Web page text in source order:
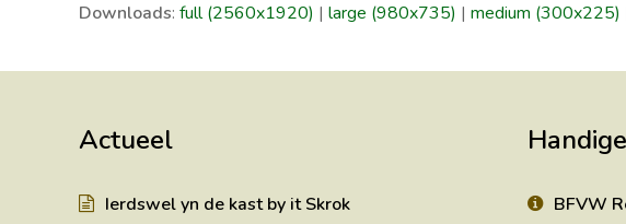
Downloads: full (2560x1920) | large (980x735) | medium (300x225)
Actueel
Ierdswel yn de kast by it Skrok
BFVW